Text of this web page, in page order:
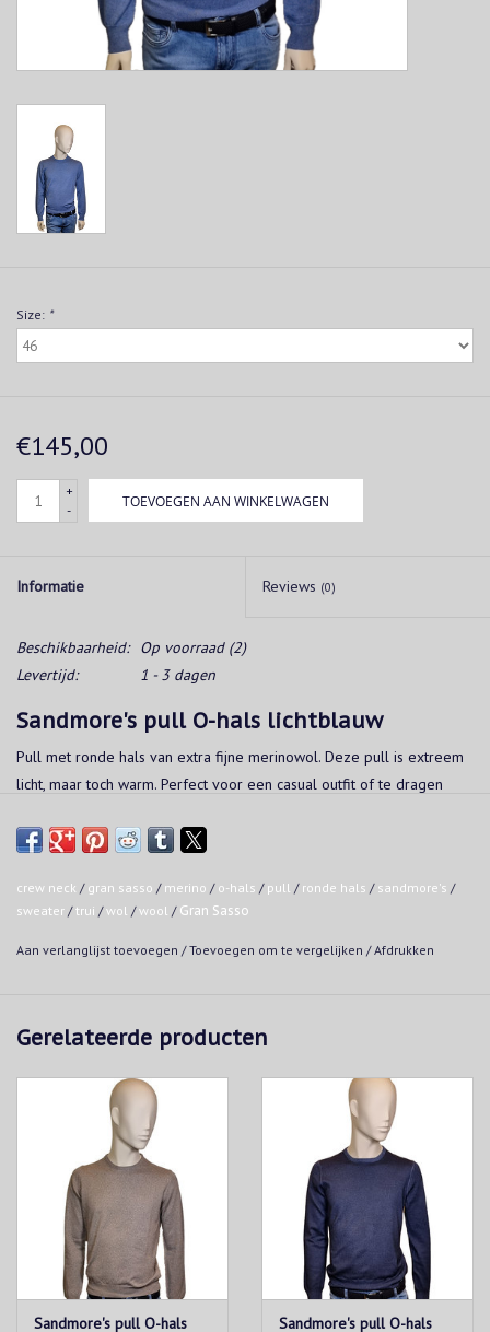
Size: *
€145,00
+
-
TOEVOEGEN AAN WINKELWAGEN
Informatie Reviews (0)
Beschikbaarheid: Op voorraad(2)
Levertijd:
1 - 3 dagen
Sandmore's pull O-hals lichtblauw
Pull met ronde hals van extra fijne merinowol. Deze pull is extreem
licht, maar toch warm. Perfect voor een casual outfit of te dragen
Kwaliteit:
Made in Italy
Wasvoorschrift:
Strijken op maximaal 160°C
crew neck / gran sasso / merino / o-hals / pull / ronde hals / sandmore's /
sweater /trui /wol /wool / Gran Sasso
Aan verlanglijst toevoegen /Toevoegen om te vergelijken /Afdrukken
Gerelateerde producten
Sandmore's pull O-hals
Sandmore's pull O-hals